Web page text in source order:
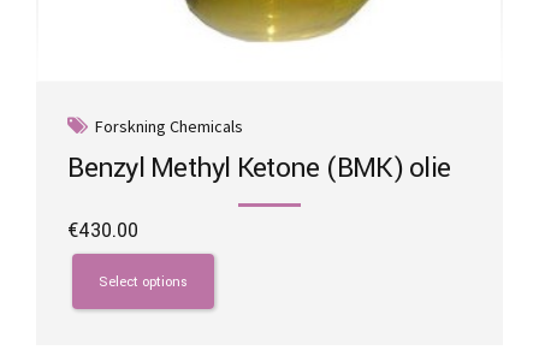
Forskning Chemicals
Benzyl Methyl Ketone (BMK) olie
€430.00
Select options
This
product
has